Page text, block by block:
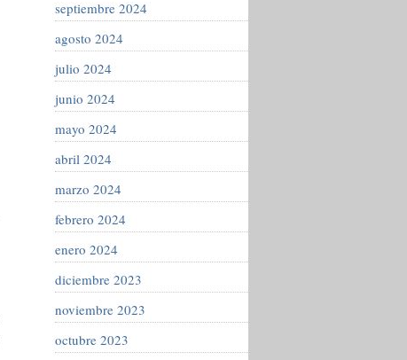
septiembre 2024
agosto 2024
julio 2024
junio 2024
mayo 2024
abril 2024
marzo 2024
febrero 2024
enero 2024
diciembre 2023
noviembre 2023
octubre 2023